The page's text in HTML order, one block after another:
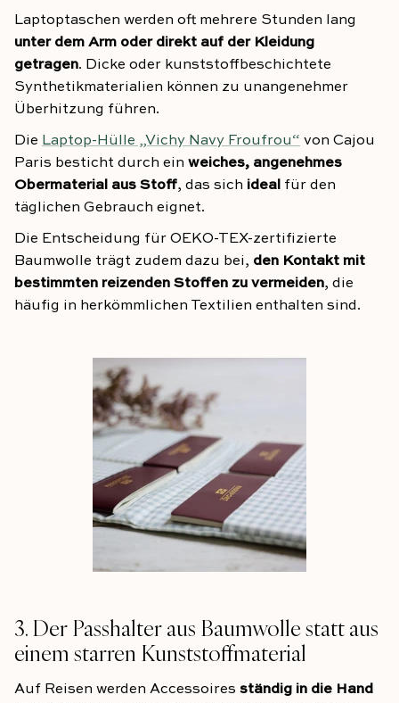
Laptoptaschen werden oft mehrere Stunden lang
unter dem Arm oder direkt auf der Kleidung
getragen. Dicke oder kunststoffbeschichtete
Synthetikmaterialien können zu unangenehmer
Überhitzung führen.
Die Laptop-Hülle „Vichy Navy Froufrou“ von Cajou
Paris besticht durch ein weiches, angenehmes
Obermaterial aus Stoff, das sich ideal für den
täglichen Gebrauch eignet.
Die Entscheidung für OEKO-TEX-zertifizierte
Baumwolle trägt zudem dazu bei, den Kontakt mit
bestimmten reizenden Stoffen zu vermeiden, die
häufig in herkömmlichen Textilien enthalten sind.
3. Der Passhalter aus Baumwolle statt aus
einem starren Kunststoffmaterial
Auf Reisen werden Accessoires ständig in die Hand